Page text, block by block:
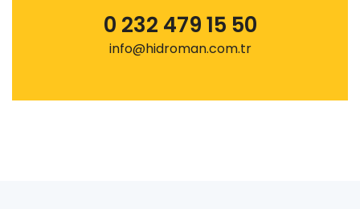
0 232 479 15 50
info@hidroman.com.tr